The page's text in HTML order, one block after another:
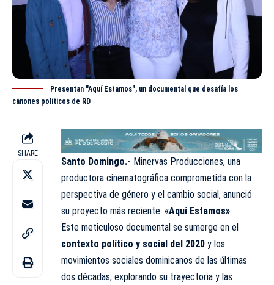
Presentan "Aquí Estamos", un documental que desafía los
cánones políticos de RD
SHARE
Santo Domingo.- Minervas Producciones, una
productora cinematográfica comprometida con la
perspectiva de género y el cambio social, anunció
su proyecto más reciente: «Aquí Estamos».
Este meticuloso documental se sumerge en el
contexto político y social del 2020 y los
movimientos sociales dominicanos de las últimas
dos décadas, explorando su trayectoria y las